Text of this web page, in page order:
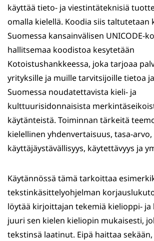
käyttää tieto- ja viestintäteknisiä
omalla kielellä. Koodia siis taltutetaan
Suomessa kansainvälisen UNICODE-
hallitsemaa koodistoa kesytetään
Kotoistushankkeessa, joka tarjoaa
yrityksille ja muille tarvitsijoille tietoa
Suomessa noudatettavista kieli- ja
kulttuurisidonnaisista
käytänteistä. Toiminnan tärkeitä
kielellinen yhdenvertaisuus, tasa-arvo,
käyttäjäystävällisyys, käytettävyys ja
Käytännössä tämä tarkoittaa
tekstinkäsittelyohjelman
löytää kirjoittajan tekemiä kielioppi-
juuri sen kielen kieliopin mukaisesti,
tekstinsä laatinut. Eipä haittaa